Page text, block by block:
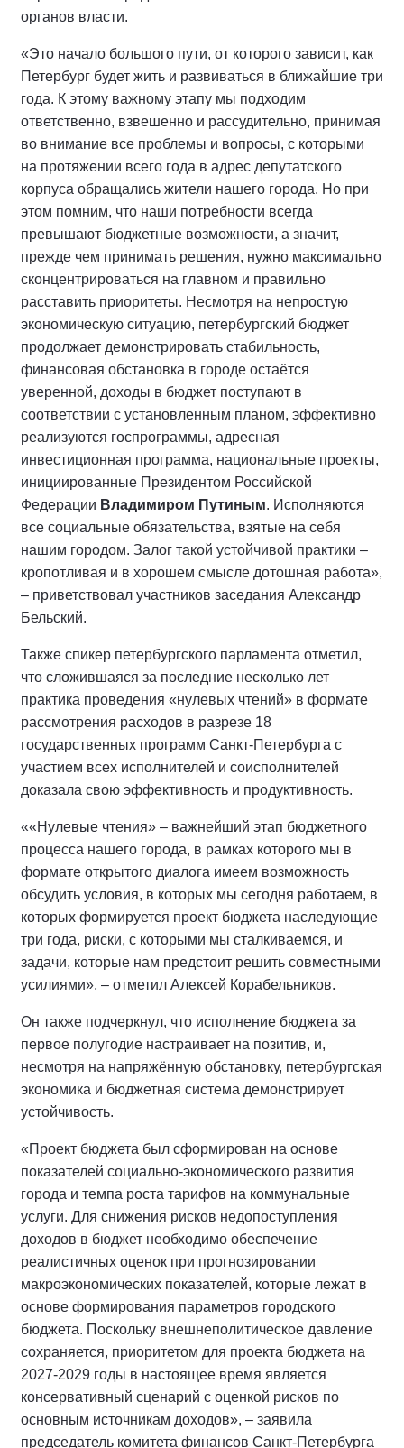
органов власти.
«Это начало большого пути, от которого зависит, как
Петербург будет жить и развиваться в ближайшие три
года. К этому важному этапу мы подходим
ответственно, взвешенно и рассудительно, принимая
во внимание все проблемы и вопросы, с которыми
на протяжении всего года в адрес депутатского
корпуса обращались жители нашего города. Но при
этом помним, что наши потребности всегда
превышают бюджетные возможности, а значит,
прежде чем принимать решения, нужно максимально
сконцентрироваться на главном и правильно
расставить приоритеты. Несмотря на непростую
экономическую ситуацию, петербургский бюджет
продолжает демонстрировать стабильность,
финансовая обстановка в городе остаётся
уверенной, доходы в бюджет поступают в
соответствии с установленным планом, эффективно
реализуются госпрограммы, адресная
инвестиционная программа, национальные проекты,
инициированные Президентом Российской
Федерации Владимиром Путиным. Исполняются
все социальные обязательства, взятые на себя
нашим городом. Залог такой устойчивой практики –
кропотливая и в хорошем смысле дотошная работа»,
– приветствовал участников заседания Александр
Бельский.
Также спикер петербургского парламента отметил,
что сложившаяся за последние несколько лет
практика проведения «нулевых чтений» в формате
рассмотрения расходов в разрезе 18
государственных программ Санкт-Петербурга с
участием всех исполнителей и соисполнителей
доказала свою эффективность и продуктивность.
««Нулевые чтения» – важнейший этап бюджетного
процесса нашего города, в рамках которого мы в
формате открытого диалога имеем возможность
обсудить условия, в которых мы сегодня работаем, в
которых формируется проект бюджета наследующие
три года, риски, с которыми мы сталкиваемся, и
задачи, которые нам предстоит решить совместными
усилиями», – отметил Алексей Корабельников.
Он также подчеркнул, что исполнение бюджета за
первое полугодие настраивает на позитив, и,
несмотря на напряжённую обстановку, петербургская
экономика и бюджетная система демонстрирует
устойчивость.
«Проект бюджета был сформирован на основе
показателей социально-экономического развития
города и темпа роста тарифов на коммунальные
услуги. Для снижения рисков недопоступления
доходов в бюджет необходимо обеспечение
реалистичных оценок при прогнозировании
макроэкономических показателей, которые лежат в
основе формирования параметров городского
бюджета. Поскольку внешнеполитическое давление
сохраняется, приоритетом для проекта бюджета на
2027-2029 годы в настоящее время является
консервативный сценарий с оценкой рисков по
основным источникам доходов», – заявила
председатель комитета финансов Санкт-Петербурга